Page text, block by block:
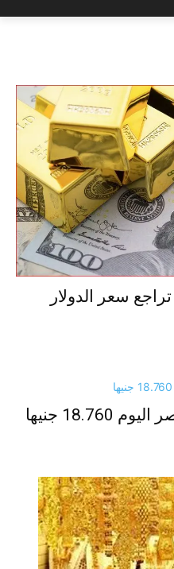
سعر الدولار
جنيها